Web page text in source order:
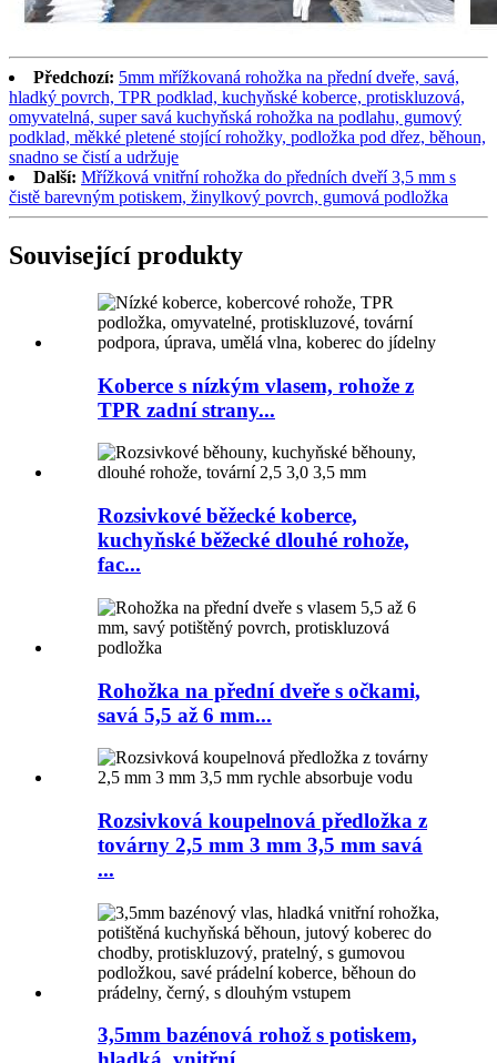
Předchozí: 5mm mřížkovaná rohožka na přední dveře, savá,
hladký povrch, TPR podklad, kuchyňské koberce, protiskluzová,
omyvatelná, super savá kuchyňská rohožka na podlahu, gumový
podklad, měkké pletené stojící rohožky, podložka pod dřez, běhoun,
snadno se čistí a udržuje
Další: Mřížková vnitřní rohožka do předních dveří 3,5 mm s
čistě barevným potiskem, žinylkový povrch, gumová podložka
Související produkty
Koberce s nízkým vlasem, rohože z
TPR zadní strany...
Rozsivkové běžecké koberce,
kuchyňské běžecké dlouhé rohože,
fac...
Rohožka na přední dveře s očkami,
savá 5,5 až 6 mm...
Rozsivková koupelnová předložka z
továrny 2,5 mm 3 mm 3,5 mm savá
...
3,5mm bazénová rohož s potiskem,